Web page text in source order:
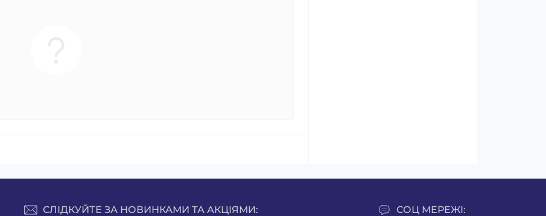
СОЦ МЕРЕЖІ:
СЛІДКУЙТЕ ЗА НОВИНКАМИ ТА АКЦІЯМИ: